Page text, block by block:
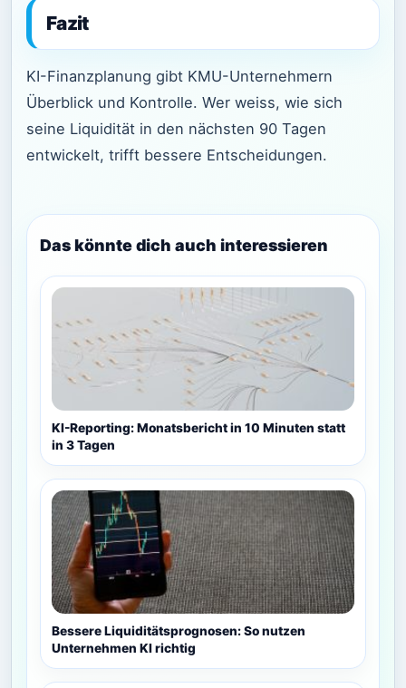
Fazit
KI-Finanzplanung gibt KMU-Unternehmern
Überblick und Kontrolle. Wer weiss, wie sich
seine Liquidität in den nächsten 90 Tagen
entwickelt, trifft bessere Entscheidungen.
Das könnte dich auch interessieren
KI-Reporting: Monatsbericht in 10 Minuten statt
in 3 Tagen
Bessere Liquiditätsprognosen: So nutzen
Unternehmen KI richtig